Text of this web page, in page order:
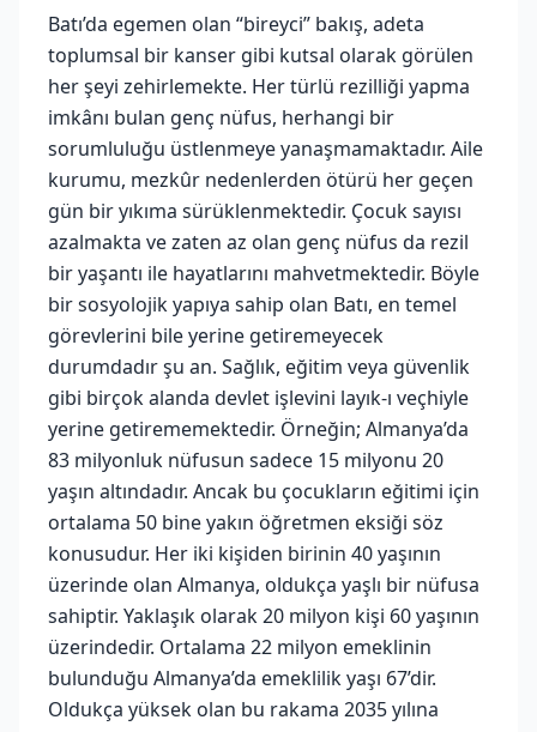
Batı’da egemen olan “bireyci” bakış, adeta
toplumsal bir kanser gibi kutsal olarak görülen
her şeyi zehirlemekte. Her türlü rezilliği yapma
imkânı bulan genç nüfus, herhangi bir
sorumluluğu üstlenmeye yanaşmamaktadır. Aile
kurumu, mezkûr nedenlerden ötürü her geçen
gün bir yıkıma sürüklenmektedir. Çocuk sayısı
azalmakta ve zaten az olan genç nüfus da rezil
bir yaşantı ile hayatlarını mahvetmektedir. Böyle
bir sosyolojik yapıya sahip olan Batı, en temel
görevlerini bile yerine getiremeyecek
durumdadır şu an. Sağlık, eğitim veya güvenlik
gibi birçok alanda devlet işlevini layık-ı veçhiyle
yerine getirememektedir. Örneğin; Almanya’da
83 milyonluk nüfusun sadece 15 milyonu 20
yaşın altındadır. Ancak bu çocukların eğitimi için
ortalama 50 bine yakın öğretmen eksiği söz
konusudur. Her iki kişiden birinin 40 yaşının
üzerinde olan Almanya, oldukça yaşlı bir nüfusa
sahiptir. Yaklaşık olarak 20 milyon kişi 60 yaşının
üzerindedir. Ortalama 22 milyon emeklinin
bulunduğu Almanya’da emeklilik yaşı 67’dir.
Oldukça yüksek olan bu rakama 2035 yılına